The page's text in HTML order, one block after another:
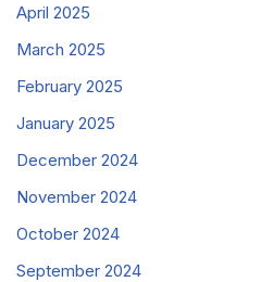
April 2025
March 2025
February 2025
January 2025
December 2024
November 2024
October 2024
September 2024